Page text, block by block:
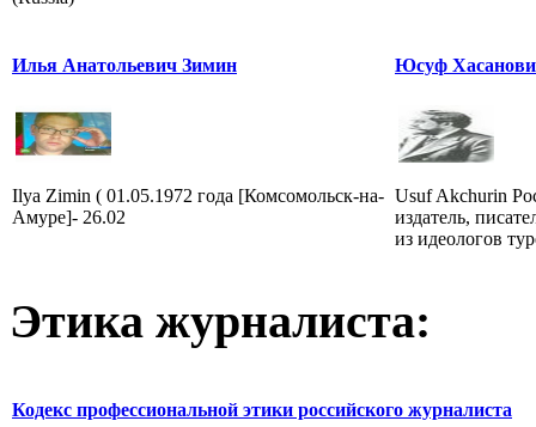
Илья Анатольевич Зимин
Ilya Zimin ( 01.05.1972 года [Комсомольск-на-
Амуре]- 26.02
Юсуф
Usuf Akchurin
издатель,
из идеологов
Этика журналиста:
Кодекс профессиональной этики российского журналиста